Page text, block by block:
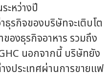
ะหว่างปี
รกิจของบริษัทจะเติบโต
องธุรกิจอาหาร รวมถึง
นอกจากนี้ บริษัทยัง
งประเทศผ่านการขายแฟ